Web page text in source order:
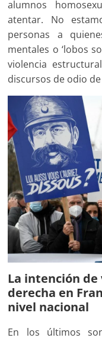
alumnos
atentar. No
personas a
mentales o ‘lobos
violencia
discursos de odio
La intención
derecha en
nivel nacional
En los últimos